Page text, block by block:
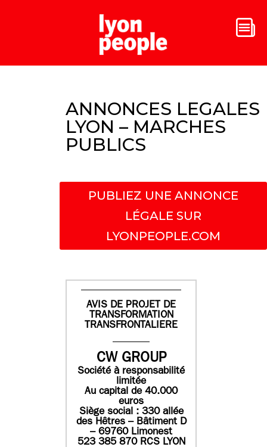
ANNONCES LEGALES
LYON – MARCHES
PUBLICS
PUBLIEZ UNE ANNONCE
LÉGALE SUR
LYONPEOPLE.COM
AVIS DE PROJET DE
TRANSFORMATION
TRANSFRONTALIERE
CW GROUP
Société à responsabilité
limitée
Au capital de 40.000
euros
Siège social : 330 allée
des Hêtres – Bâtiment D
– 69760 Limonest
523 385 870 RCS LYON